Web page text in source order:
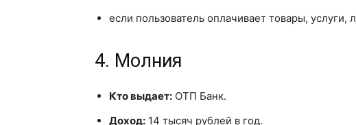
если пользователь оплачивает товары,
4. Молния
Кто выдает: ОТП Банк.
Доход: 14 тысяч рублей в год.